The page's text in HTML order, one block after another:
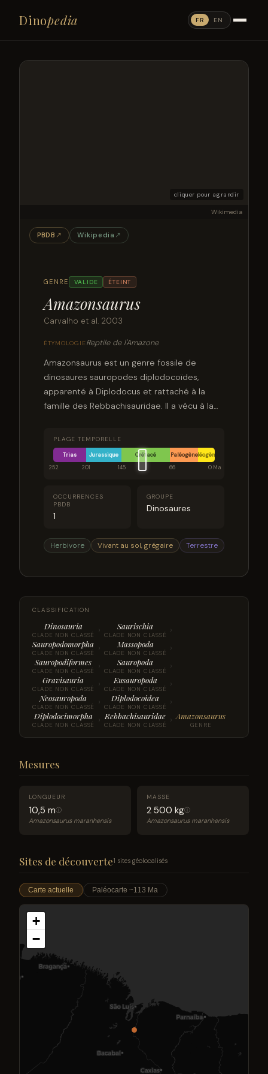
Dinopedia FR EN
GENRE VALIDE ÉTEINT
Amazonsaurus
Carvalho et al. 2003
ÉTYMOLOGIEReptile de l'Amazone
Amazonsaurus est un genre fossile de
dinosaures sauropodes diplodocoïdes,
apparenté à Diplodocus et rattaché à la
famille des Rebbachisauridae. Il a vécu à la
maintenant l'Amérique du Sud. Ce genre est
resté monotypique avec une seule espèce
PLAGE TEMPORELLE
Trias Jurassique Crétacé PaléogèneNéogène
252
201 145 66 0 Ma
OCCURRENCES
PBDB
1
GROUPE
Dinosaures
Herbivore Vivant au sol, grégaire Terrestre
cliquer pour agrandir
Wikimedia
PBDB ↗ Wikipedia ↗
CLASSIFICATION
Dinosauria
CLADE NON CLASSÉ › Saurischia
CLADE NON CLASSÉ ›
Sauropodomorpha
CLADE NON CLASSÉ › Massopoda
CLADE NON CLASSÉ ›
Sauropodiformes
CLADE NON CLASSÉ › Sauropoda
CLADE NON CLASSÉ ›
Gravisauria
CLADE NON CLASSÉ › Eusauropoda
CLADE NON CLASSÉ ›
Neosauropoda
CLADE NON CLASSÉ › Diplodocoidea
CLADE NON CLASSÉ ›
Diplodocimorpha
CLADE NON CLASSÉ › Rebbachisauridae
CLADE NON CLASSÉ › Amazonsaurus
GENRE
Mesures
LONGUEUR
10,5 mⓘ
Amazonsaurus maranhensis
MASSE
2 500 kgⓘ
Amazonsaurus maranhensis
Sites de découverte1 sites géolocalisés
Carte actuelle Paléocarte ~113 Ma
+
−